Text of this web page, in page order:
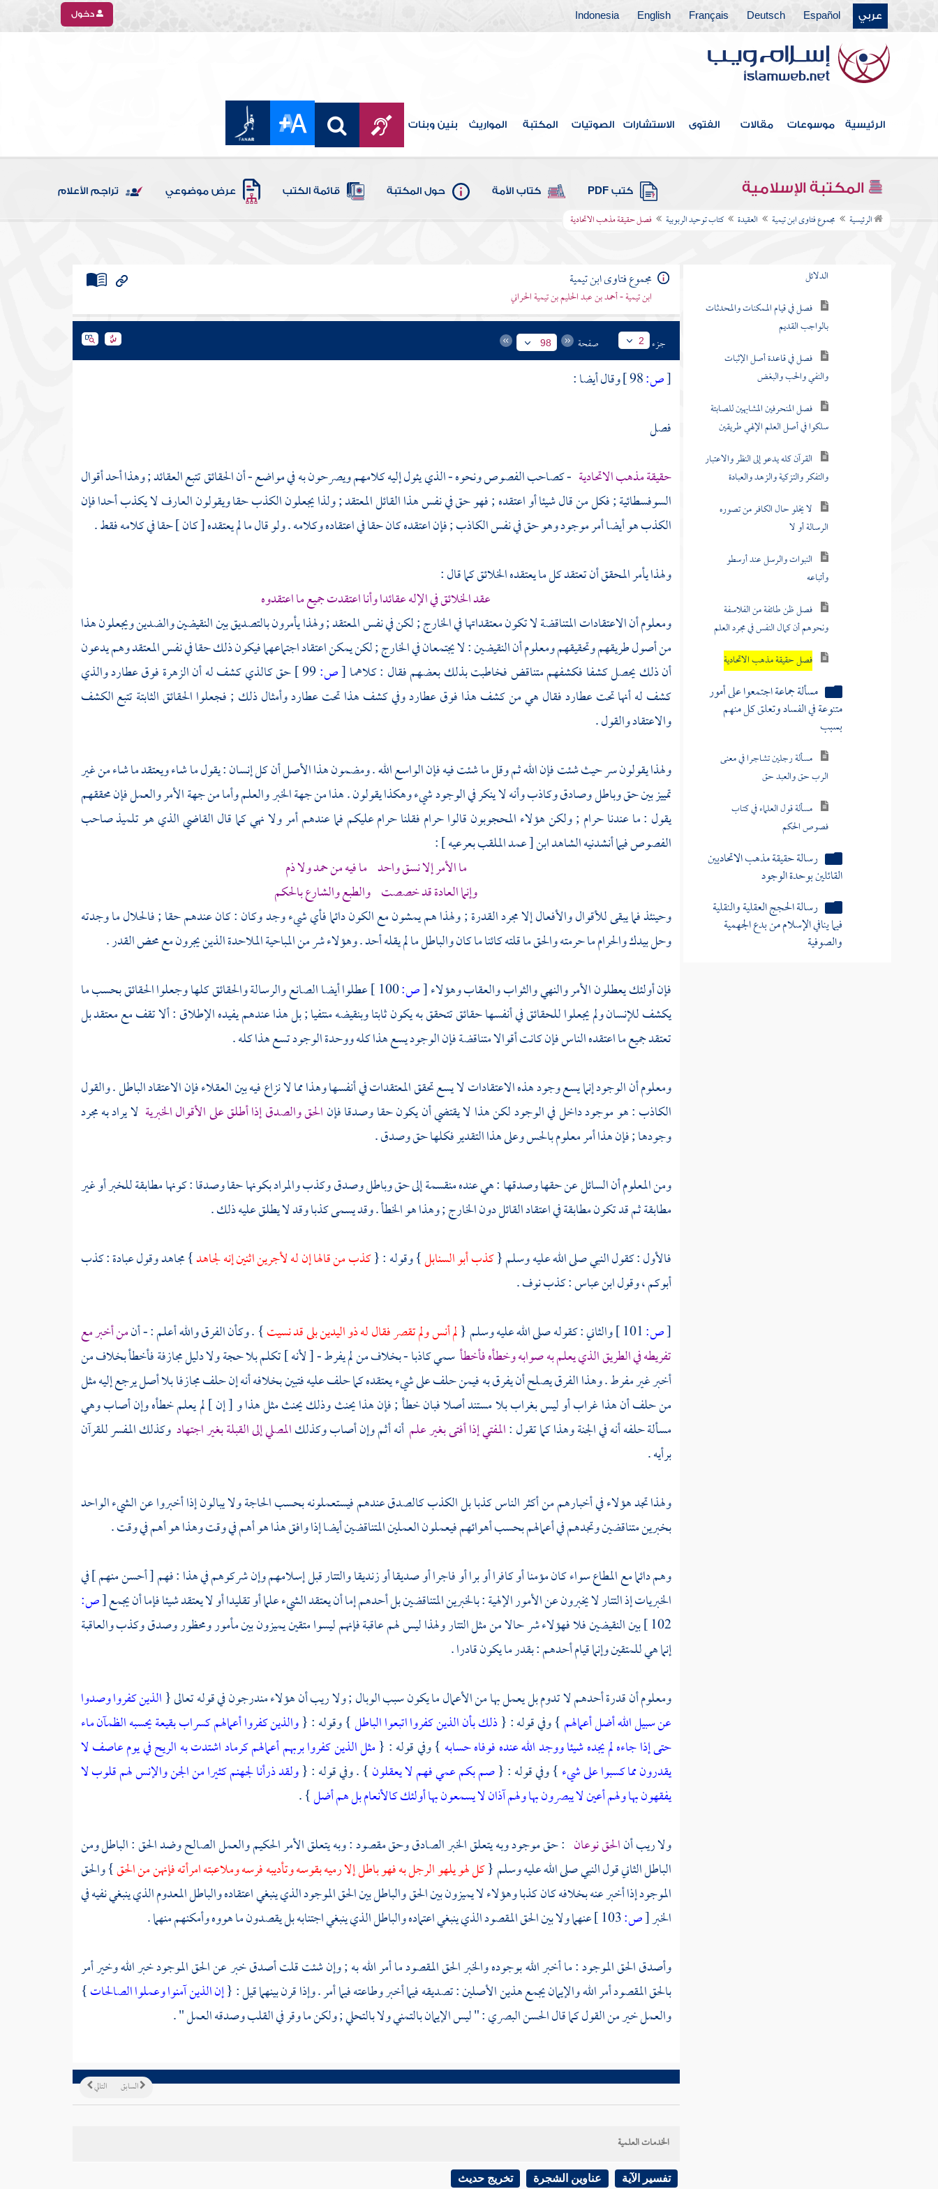
عربي Español
Deutsch
Français
English
Indonesia دخول
الرئيسية موسوعات مقالات الفتوى الاستشارات الصوتيات المكتبة المواريث بنين وبنات
المكتبة الإسلامية كتب PDF كتاب الأمة حول المكتبة قائمة الكتب عرض موضوعي تراجم الأعلام
الرئيسية مجموع فتاوى ابن تيمية العقيدة كتاب توحيد الربوبية فصل حقيقة مذهب الاتحادية
فهرس الكتاب
العقيدة
كتاب توحيد الألوهية
كتاب توحيد الربوبية
ومبدؤه ودليله الأول
الدلائل
فصل في قيام الممكنات والمحدثات
بالواجب القديم
فصل في قاعدة أصل الإثبات
والنفي والحب والبغض
فصل المنحرفين المشابهين للصابئة
سلكوا في أصل العلم الإلهي طريقين
القرآن كله يدعو إلى النظر والاعتبار
والتفكر والتزكية والزهد والعبادة
لا يخلو حال الكافر من تصوره
الرسالة أو لا
النبوات والرسل عند أرسطو
وأتباعه
فصل ظن طائفة من الفلاسفة
ونحوهم أن كمال النفس في مجرد العلم
فصل حقيقة مذهب الاتحادية
مسألة جماعة اجتمعوا على أمور
متنوعة في الفساد وتعلق كل منهم
بسبب
مسألة رجلين تشاجرا في معنى
الرب حق والعبد حق
مسألة قول العلماء في كتاب
فصوص الحكم
رسالة حقيقة مذهب الاتحاديين
القائلين بوحدة الوجود
رسالة الحجج العقلية والنقلية
فيما ينافي الإسلام من بدع الجهمية
والصوفية
مجموع فتاوى ابن تيمية
ابن تيمية - أحمد بن عبد الحليم بن تيمية الحراني
جزء 2 صفحة 98
[ص:
وقال أيضا :
فصل
حقيقة مذهبالاتحادية - كصاحب الفصوص ونحوه - الذي يئول إليه كلامهم ويصرحون به في مواضع - أن الحقائق تتبع العقائد ; وهذا أحد أقوال
السوفسطائية; فكل من قال شيئا أو اعتقده ; فهو حق في نفس هذا القائل المعتقد ; ولذا يجعلون الكذب حقا ويقولون العارف لا يكذب أحدا فإن
الكذب هو أيضا أمر موجود وهو حق في نفس الكاذب ; فإن اعتقده كان حقا في اعتقاده وكلامه . ولو قال ما لم يعتقده [ كان ] حقا في كلامه فقط .
ولهذا يأمر المحقق أن تعتقد كل ما يعتقده الخلائق كما قال :
عقد الخلائق في الإله عقائدا وأنا اعتقدت جميع ما اعتقدوه
ومعلوم أن الاعتقادات المتناقضة لا تكون معتقداتها في الخارج ; لكن في نفس المعتقد ; ولهذا يأمرون بالتصديق بين النقيضين والضدين ويجعلون هذا
من أصول طريقهم وتحقيقهم ومعلوم أن النقيضين : لا يجتمعان في الخارج ; لكن يمكن اعتقاد اجتماعهما فيكون ذلك حقا في نفس المعتقد وهم يدعون
أن ذلك يحصل كشفا فكشفهم متناقض فخاطبت بذلك بعضهم فقال : كلاهما[ص:
حق كالذي كشف له أن الزهرة فوق عطارد والذي
كشف له أنها تحت عطارد فقال هي من كشف هذا فوق عطارد وفي كشف هذا تحت عطارد وأمثال ذلك ; فجعلوا الحقائق الثابتة تتبع الكشف
والاعتقاد والقول .
ولهذا يقولون سر حيث شئت فإن الله ثم وقل ما شئت فيه فإن الواسع الله . ومضمون هذا الأصل أن كل إنسان : يقول ما شاء ويعتقد ما شاء من غير
تمييز بين حق وباطل وصادق وكاذب وأنه لا ينكر في الوجود شيء وهكذا يقولون . هذا من جهة الخبر والعلم وأما من جهة الأمر والعمل فإن محققهم
يقول : ما عندنا حرام ; ولكن هؤلاء المحجوبون قالوا حرام فقلنا حرام عليكم فما عندهم أمر ولا نهي كما قالالقاضيالذي هو تلميذ صاحب
الفصوص فيما أنشدنيه الشاهدابن [ عمد الملقب بعرعيه] :
ما الأمر إلا نسق واحد ما فيه من حمد ولا ذم
وإنما العادة قد خصصت والطبع والشارع بالحكم
وحينئذ فما يبقى للأقوال والأفعال إلا مجرد القدرة ; ولهذا هم يمشون مع الكون دائما فأي شيء وجد وكان : كان عندهم حقا ; فالحلال ما وجدته
وحل بيدك والحرام ما حرمته والحق ما قلته كائنا ما كان والباطل ما لم يقله أحد . وهؤلاء شر منالمباحية الملاحدةالذين يجرون مع محض القدر .
فإن أولئك يعطلون الأمر والنهي والثواب والعقاب وهؤلاء[ص:100 ]
عطلوا أيضا الصانع والرسالة والحقائق كلها وجعلوا الحقائق بحسب ما
يكشف للإنسان ولم يجعلوا للحقائق في أنفسها حقائق تتحقق به يكون ثابتا وبنقيضه منتفيا ; بل هذا عندهم يفيده الإطلاق : ألا تقف مع معتقد بل
تعتقد جميع ما اعتقده الناس فإن كانت أقوالا متناقضة فإن الوجود يسع هذا كله ووحدة الوجود تسع هذا كله .
ومعلوم أن الوجود إنما يسع وجود هذه الاعتقادات لا يسع تحقق المعتقدات في أنفسها وهذا مما لا نزاع فيه بين العقلاء فإن الاعتقاد الباطل . والقول
الكاذب : هو موجود داخل في الوجود لكن هذا لا يقتضي أن يكون حقا وصدقا فإنالحق والصدق إذا أطلق على الأقوال الخبرية لا يراد به مجرد
وجودها ; فإن هذا أمر معلوم بالحس وعلى هذا التقدير فكلها حق وصدق .
ومن المعلوم أن السائل عن حقها وصدقها : هي عنده منقسمة إلى حق وباطل وصدق وكذب والمراد بكونها حقا وصدقا : كونها مطابقة للخبر أو غير
مطابقة ثم قد تكون مطابقة في اعتقاد القائل دون الخارج ; وهذا هو الخطأ . وقد يسمى كذبا وقد لا يطلق عليه ذلك .
فالأول : كقول النبي صلى الله عليه وسلم {كذبأبو السنابل} وقوله : {كذب من قالها إن له لأجرين اثنين إنه لجاهد} مجاهد وقول عبادة : كذب
أبوكم ، وقول ابن عباس : كذب نوف .
[ص: والثاني : كقوله صلى الله عليه وسلم {لم أنس ولم تقصر فقال لهذو اليدينبلى قد نسيت} . وكأن الفرق والله أعلم : - أنمن أخبر مع
تفريطه في الطريق الذي يعلم به صوابه وخطأه فأخطأسمي كاذبا - بخلاف من لم يفرط - [ لأنه ] تكلم بلا حجة ولا دليل مجازفة فأخطأ بخلاف من
أخبر غير مفرط . وهذا الفرق يصلح أن يفرق به فيمن حلف على شيء يعتقده كما حلف عليه فتبين بخلافه أنه إن حلف مجازفا بلا أصل يرجع إليه مثل
من حلف أن هذا غراب أو ليس بغراب بلا مستند أصلا فبان خطأ ; فإن هذا يحنث وذلك يحنث مثل هذا و [ إن ] لم يعلم خطأه وإن أصاب وهي
مسألة حلفه أنه في الجنة وهذا كما تقول :المفتي إذا أفتى بغير علم أنه أثم وإن أصاب وكذلكالمصلي إلى القبلة بغير اجتهاد وكذلك المفسر للقرآن
برأيه .
ولهذا تجد هؤلاء في أخبارهم من أكثر الناس كذبا بل الكذب كالصدق عندهم فيستعملونه بحسب الحاجة ولا يبالون إذا أخبروا عن الشيء الواحد
بخبرين متناقضين وتجدهم في أعمالهم بحسب أهوائهم فيعملون العملين المتناقضين أيضا إذا وافق هذا هو أهم في وقت وهذا هو أهم في وقت .
وهم دائما مع المطاع سواء كان مؤمنا أو كافرا أو برا أو فاجرا أو صديقا أو زنديقاوالتتارقبل إسلامهم وإن شركوهم في هذا : فهم [ أحسن منهم ] في
الخبريات إذالتتارلا يخبرون عن الأمور الإلهية : بالخبرين المتناقضين بل أحدهم إما أن يعتقد الشيء علما أو تقليدا أو لا يعتقد شيئا فإما أن يجمع[ص:
102 ] بين النقيضين فلا فهؤلاء شر حالا من مثلالتتارولهذا ليس لهم عاقبة فإنهم ليسوا متقين يميزون بين مأمور ومحظور وصدق وكذب والعاقبة
إنما هي للمتقين وإنما قيام أحدهم : بقدر ما يكون قادرا .
ومعلوم أن قدرة أحدهم لا تدوم بل يعمل بها من الأعمال ما يكون سبب الوبال ; ولا ريب أن هؤلاء مندرجون في قوله تعالى {الذين كفروا وصدوا
عن سبيل الله أضل أعمالهم} وفي قوله : {ذلك بأن الذين كفروا اتبعوا الباطل} وقوله : {والذين كفروا أعمالهم كسراب بقيعة يحسبه الظمآن ماء
حتى إذا جاءه لم يجده شيئا ووجد الله عنده فوفاه حسابه } وفي قوله : {مثل الذين كفروا بربهم أعمالهم كرماد اشتدت به الريح في يوم عاصف لا
يقدرون مما كسبوا على شيء} وفي قوله : {صم بكم عمي فهم لا يعقلون} . وفي قوله : {ولقد ذرأنا لجهنم كثيرا من الجن والإنس لهم قلوب لا
يفقهون بها ولهم أعين لا يبصرون بها ولهم آذان لا يسمعون بها أولئك كالأنعام بل هم أضل} .
ولا ريب أنالحق نوعان : حق موجود وبه يتعلق الخبر الصادق وحق مقصود : وبه يتعلق الأمر الحكيم والعمل الصالح وضد الحق : الباطل ومن
الباطل الثاني قول النبي صلى الله عليه وسلم {كل لهو يلهو الرجل به فهو باطل إلا رميه بقوسه وتأديبه فرسه وملاعبته امرأته فإنهن من الحق} والحق
الموجود إذا أخبر عنه بخلافه كان كذبا وهؤلاء لا يميزون بين الحق والباطل بين الحق الموجود الذي ينبغي اعتقاده والباطل المعدوم الذي ينبغي نفيه في
الخبر[ص:
عنهما ولا بين الحق المقصود الذي ينبغي اعتماده والباطل الذي ينبغي اجتنابه بل يقصدون ما هووه وأمكنهم منهما .
وأصدق الحق الموجود : ما أخبر الله بوجوده والخبر الحق المقصود ما أمر الله به ; وإن شئت قلت أصدق خبر عن الحق الموجود خبر الله وخير أمر
بالحق المقصود أمر الله والإيمان يجمع هذين الأصلين : تصديقه فيما أخبر وطاعته فيما أمر . وإذا قرن بينهما قيل : {إن الذين آمنوا وعملوا الصالحات}
والعمل خير من القول كما قالالحسن البصري: " ليس الإيمان بالتمني ولا بالتحلي ; ولكن ما وقر في القلب وصدقه العمل " .
التالي السابق
الخدمات العلمية
تفسير الآية عناوين الشجرة تخريج حديث